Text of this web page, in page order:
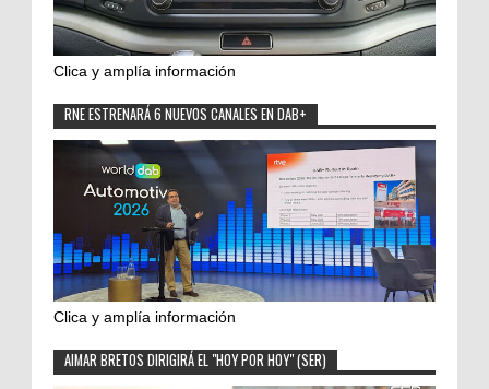
Clica y amplía información
RNE ESTRENARÁ 6 NUEVOS CANALES EN DAB+
Clica y amplía información
AIMAR BRETOS DIRIGIRÁ EL "HOY POR HOY" (SER)